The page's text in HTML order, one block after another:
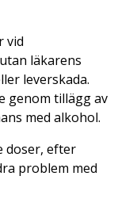
vid
läkarens
leverskada.
genom tillägg av
med alkohol.
doser, efter
problem med